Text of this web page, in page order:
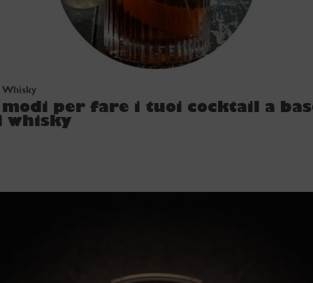
Whisky
per fare i tuoi cocktail a
whisky